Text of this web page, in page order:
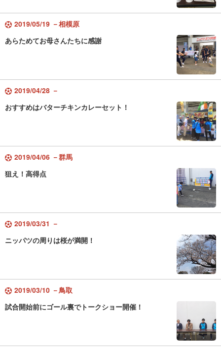
2019/05/19 －相模原
あらためてお母さんたちに感謝
2019/04/28 －
おすすめはバターチキンカレーセット！
2019/04/06 －群馬
狙え！高得点
2019/03/31 －
ニッパツの周りは桜が満開！
2019/03/10 －鳥取
試合開始前にゴール裏でトークショー開催！